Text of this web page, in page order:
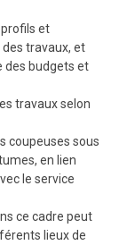
et
travaux, et
des budgets et
travaux selon
coupeuses sous
en lien
le service
ce cadre peut
lieux de